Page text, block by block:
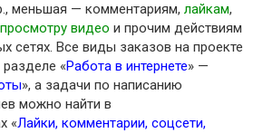
меньшая — комментариям, лайкам,
просмотру видео и прочим действиям
сетях. Все виды заказов на проекте
разделе «Работа в интернете» —
», а задачи по написанию
можно найти в
«Лайки, комментарии, соцсети,